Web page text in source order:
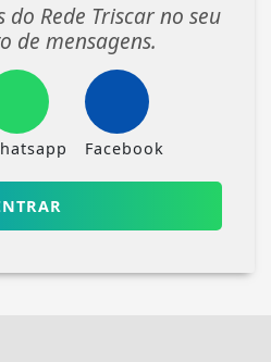
do Rede Triscar no seu
de mensagens.
Facebook